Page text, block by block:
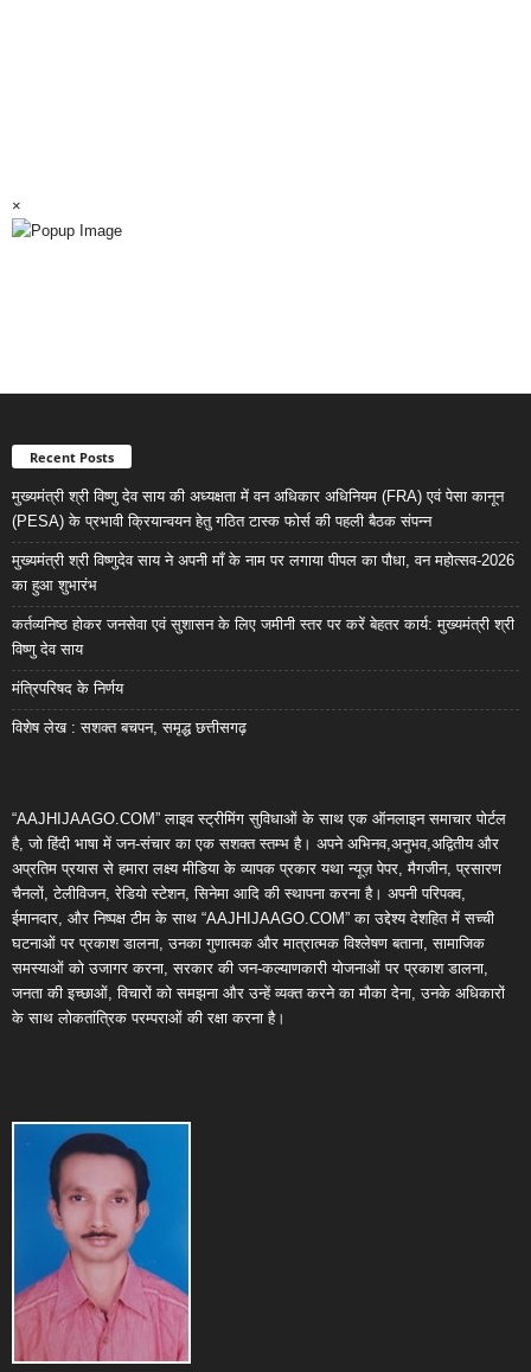
×
Recent Posts
मुख्यमंत्री श्री विष्णु देव साय की अध्यक्षता में वन अधिकार अधिनियम (FRA) एवं पेसा कानून
(PESA) के प्रभावी क्रियान्वयन हेतु गठित टास्क फोर्स की पहली बैठक संपन्न
मुख्यमंत्री श्री विष्णुदेव साय ने अपनी माँ के नाम पर लगाया पीपल का पौधा, वन महोत्सव-2026
का हुआ शुभारंभ
कर्तव्यनिष्ठ होकर जनसेवा एवं सुशासन के लिए जमीनी स्तर पर करें बेहतर कार्य: मुख्यमंत्री श्री
विष्णु देव साय
मंत्रिपरिषद के निर्णय
विशेष लेख : सशक्त बचपन, समृद्ध छत्तीसगढ़
“AAJHIJAAGO.COM” लाइव स्ट्रीमिंग सुविधाओं के साथ एक ऑनलाइन समाचार पोर्टल
है, जो हिंदी भाषा में जन-संचार का एक सशक्त स्तम्भ है। अपने अभिनव,अनुभव,अद्वितीय और
अप्रतिम प्रयास से हमारा लक्ष्य मीडिया के व्यापक प्रकार यथा न्यूज़ पेपर, मैगजीन, प्रसारण
चैनलों, टेलीविजन, रेडियो स्टेशन, सिनेमा आदि की स्थापना करना है। अपनी परिपक्व,
ईमानदार, और निष्पक्ष टीम के साथ “AAJHIJAAGO.COM” का उद्देश्य देशहित में सच्ची
घटनाओं पर प्रकाश डालना, उनका गुणात्मक और मात्रात्मक विश्लेषण बताना, सामाजिक
समस्याओं को उजागर करना, सरकार की जन-कल्याणकारी योजनाओं पर प्रकाश डालना,
जनता की इच्छाओं, विचारों को समझना और उन्हें व्यक्त करने का मौका देना, उनके अधिकारों
के साथ लोकतांत्रिक परम्पराओं की रक्षा करना है।